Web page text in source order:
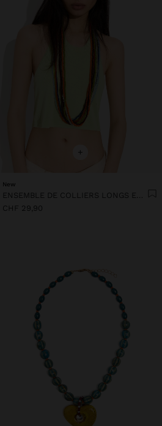
+
New
ENSEMBLE DE COLLIERS LONGS EN RÉSINE
CHF 29,90